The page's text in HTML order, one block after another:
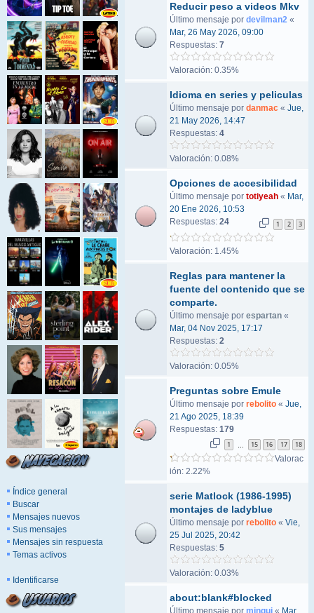
Índice general
Buscar
Mensajes nuevos
Sus mensajes
Mensajes sin respuesta
Temas activos
Identificarse
Reducir peso a videos Mkv
Último mensaje por devilman2 «
Mar, 26 May 2026, 09:00
Respuestas: 7
Valoración: 0.35%
Idioma en series y peliculas
Último mensaje por danmac « Jue,
21 May 2026, 14:47
Respuestas: 4
Valoración: 0.08%
Opciones de accesibilidad
Último mensaje por totiyeah « Mar,
20 Ene 2026, 10:53
Respuestas: 24 1 2 3
Valoración: 1.45%
Reglas para mantener la
fuente del contenido que se
comparte.
Último mensaje por espartan «
Mar, 04 Nov 2025, 17:17
Respuestas: 2
Valoración: 0.05%
Preguntas sobre Emule
Último mensaje por rebolito « Jue,
21 Ago 2025, 18:39
Respuestas: 179
1 15 16 17 18
Valorac
ión: 2.22%
serie Matlock (1986-1995)
montajes de ladyblue
Último mensaje por rebolito « Vie,
25 Jul 2025, 20:42
Respuestas: 5
Valoración: 0.03%
about:blank#blocked
Último mensaje por mingui « Mar,